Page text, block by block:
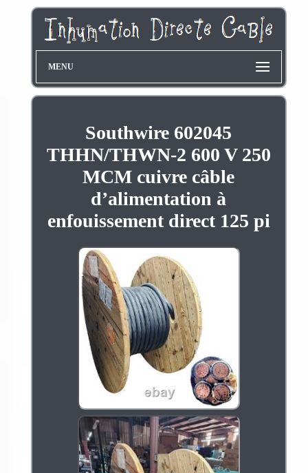
MENU
Southwire 602045
THHN/THWN-2 600 V 250
MCM cuivre câble
d’alimentation à
enfouissement direct 125 pi